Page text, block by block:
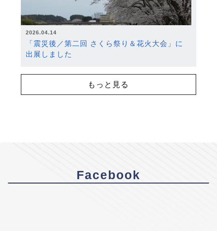
2026.04.14
「震災後／第二回 さくら祭り＆花火大会」に
出展しました
もっと見る
Facebook